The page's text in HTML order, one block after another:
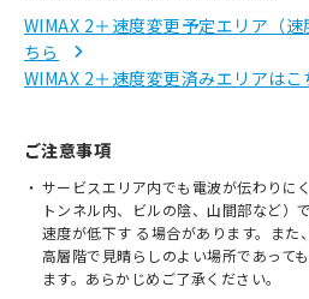
WIMAX 2＋速度変更予定エリア（
ちら
WIMAX 2＋速度変更済みエリアはこ
ご注意事項
サービスエリア内でも電波が伝わりに
トンネル内、ビルの陰、山間部など）
速度が低下す る場合があります。また
高層階で見晴らしのよい場所であって
ます。あらかじめご了承ください。